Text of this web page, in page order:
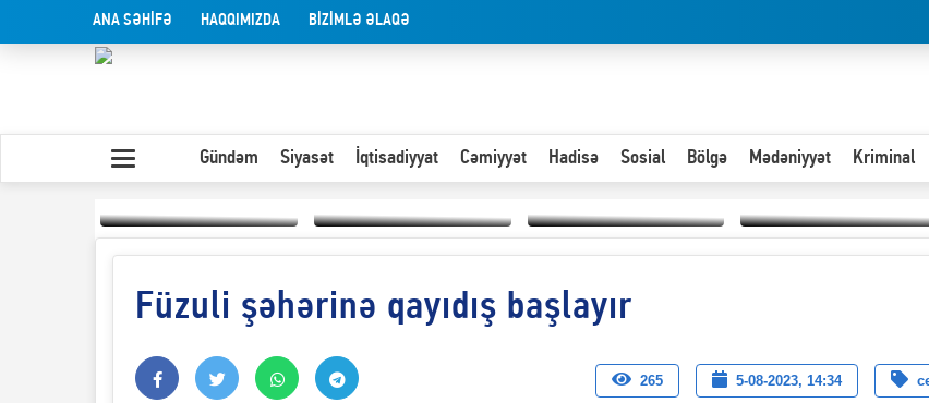
ANA SƏHİFƏ HAQQIMIZDA BİZİMLƏ ƏLAQƏ
Gündəm Siyasət İqtisadiyyat Cəmiyyət Hadisə Sosial Bölgə Mədəniyyət Kriminal
Yaxın Şərqdəki
müharibənin qısa Olduğu kimi görünən
Paytaxta giriş vizası —
"Xoş gəldin, cibində
Füzuli şəhərinə qayıdış başlayır
265 5-08-2023, 14:34